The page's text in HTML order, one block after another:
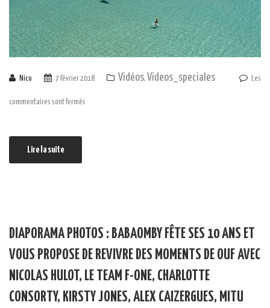
Nico 7 février 2018 Vidéos, Videos_speciales Les
commentaires sont fermés
Lire la suite
DIAPORAMA PHOTOS : BABAOMBY FÊTE SES 10 ANS ET
VOUS PROPOSE DE REVIVRE DES MOMENTS DE OUF AVEC
NICOLAS HULOT, LE TEAM F-ONE, CHARLOTTE
CONSORTY, KIRSTY JONES, ALEX CAIZERGUES, MITU